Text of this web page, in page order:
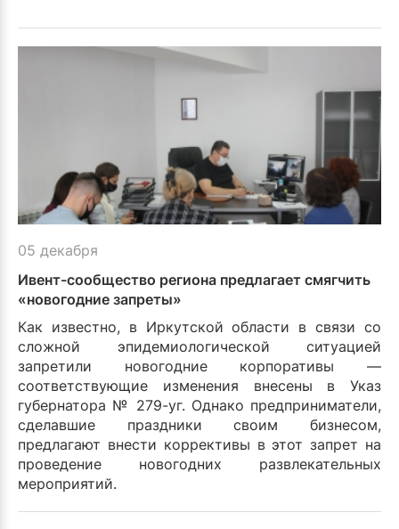
05 декабря
Ивент-сообщество региона предлагает смягчить
«новогодние запреты»
Как известно, в Иркутской области в связи со
сложной эпидемиологической ситуацией
запретили новогодние корпоративы —
соответствующие изменения внесены в Указ
губернатора № 279-уг. Однако предприниматели,
сделавшие праздники своим бизнесом,
предлагают внести коррективы в этот запрет на
проведение новогодних развлекательных
мероприятий.